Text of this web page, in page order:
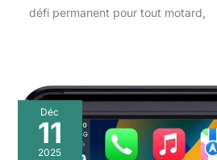
défi permanent pour tout motard,
Déc
11
2025